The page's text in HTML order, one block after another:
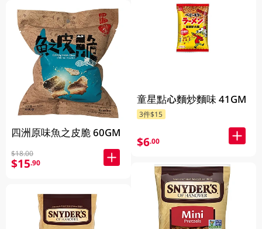
四洲原味魚之皮脆 60GM
$18.00
$15.90
童星點心麵炒麵味 41GM
3件$15
$6.00